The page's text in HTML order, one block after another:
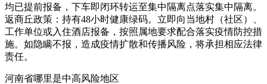
均已提前报备，下车即闭环转运至集中隔离点落实集中隔离。
返商丘政策：持有48小时健康绿码。立即向当地村（社区）、
工作单位或入住酒店报备，按照属地要求配合落实疫情防控措
施。如隐瞒不报，造成疫情扩散和传播风险，将承担相应法律
责任。
河南省哪里是中高风险地区